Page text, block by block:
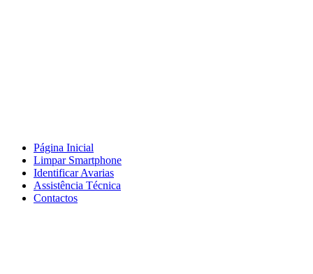
Página Inicial
Limpar Smartphone
Identificar Avarias
Assistência Técnica
Contactos